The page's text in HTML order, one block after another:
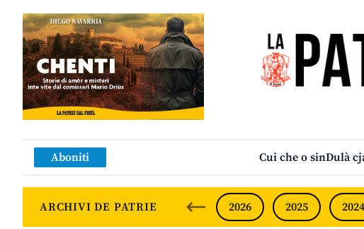
Aboniti Cui che o sinDulà
ARCHIVI DE PATRIE 2026 2025 2024